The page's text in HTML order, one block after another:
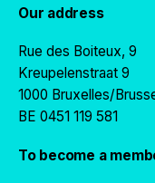
Our address
Rue des Boiteux, 9
Kreupelenstraat 9
1000 Bruxelles/
BE 0451 119 581
To become a